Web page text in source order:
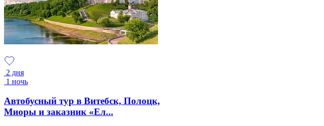
2 дня
1 ночь
Автобусный тур в Витебск, Полоцк,
Миоры и заказник «Ел...